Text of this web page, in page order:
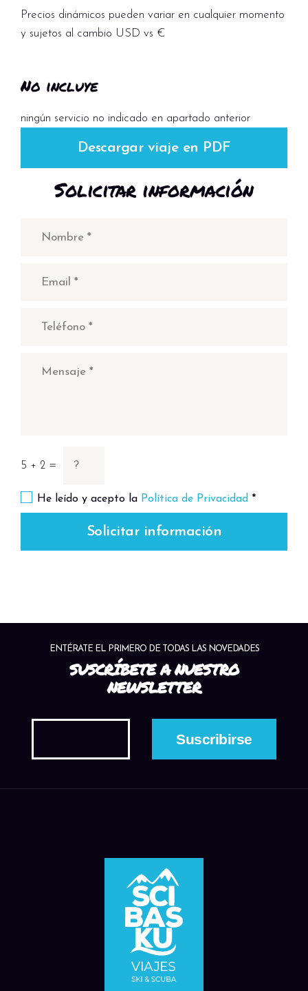
Precios dinámicos pueden variar en cualquier momento
y sujetos al cambio USD vs €
No incluye
ningún servicio no indicado en apartado anterior
Descargar viaje en PDF
Solicitar información
5 + 2 =
He leído y acepto la Política de Privacidad *
Solicitar información
ENTÉRATE EL PRIMERO DE TODAS LAS NOVEDADES
SUSCRÍBETE A NUESTRO
NEWSLETTER